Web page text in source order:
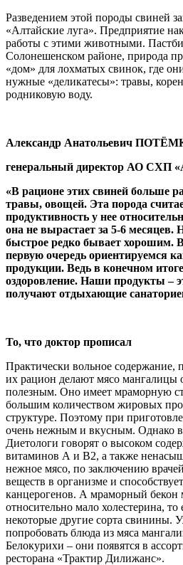
Разведением этой породы свиней
«Алтайские луга». Предприятие
работы с этими животными.
Солонешенском районе, природа
«дом» для лохматых свинок, где
нужные «деликатесы»: травы,
родниковую воду.
Александр Анатольевич
генеральный директор АО СХП
«В рационе этих свиней больше
травы, овощей. Эта порода
продуктивность у нее
она не вырастает за 5-6 месяцев.
быстрое редко бывает хорошим.
первую очередь ориентируемся
продукции. Ведь в конечном
оздоровление. Наши продукты –
получают отдыхающие
То, что доктор прописал
Практически вольное
их рацион делают мясо мангалицы
полезным. Оно имеет мраморную
большим количеством жировых
структуре. Поэтому при
очень нежным и вкусным. Однако
Диетологи говорят о высоком
витаминов А и В2, а также
нежное мясо, по заключению
веществ в организме и
канцерогенов. А мраморный бекон
относительно мало холестерина, то
некоторые другие сорта свинины.
попробовать блюда из мяса
Белокурихи – они появятся в
ресторана «Трактир Дилижанс».